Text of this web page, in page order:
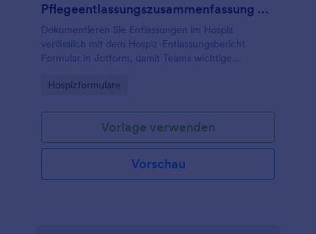
Pflegeentlassungszusammenfassung Formular
Dokumentieren Sie Entlassungen im Hospiz
verlässlich mit dem Hospiz-Entlassungsbericht
Formular in Jotform, damit Teams wichtige
erfassen, teilen und nachverfolgen können.
Go to Category:
Hospizformulare
Vorlage verwenden
Vorschau